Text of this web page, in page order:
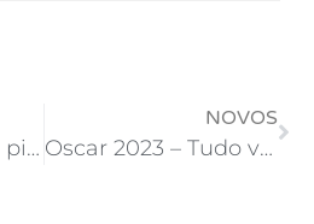
Votarei no menos pior
NOVOS
Oscar 2023 – Tudo vai levar tudo, ou quase tudo!